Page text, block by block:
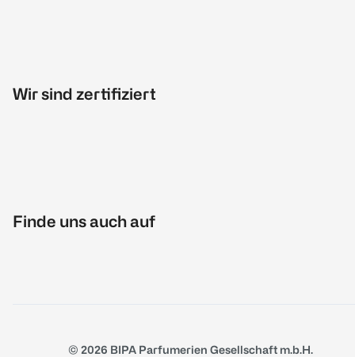
Wir sind zertifiziert
Finde uns auch auf
© 2026 BIPA Parfumerien Gesellschaft m.b.H.